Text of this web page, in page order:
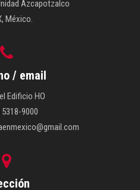
Azcapotzalco
México.
/ email
Edificio HO
9000